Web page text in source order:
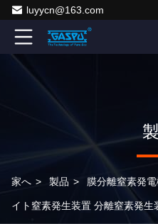
luyycn@163.com
家へ > 製品 > 膜分離窒素発
イト窒素発生装置 分離窒素発